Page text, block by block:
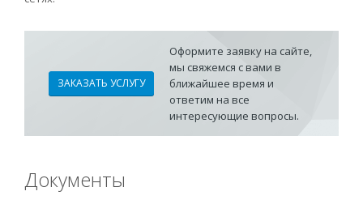
ЗАКАЗАТЬ УСЛУГУ
Оформите заявку на сайте,
мы свяжемся с вами в
ближайшее время и
ответим на все
интересующие вопросы.
Документы